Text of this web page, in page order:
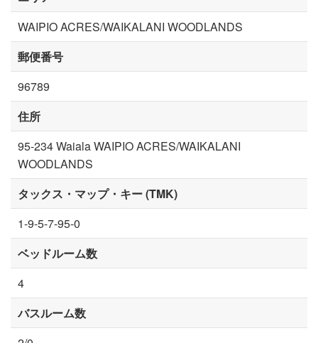
WAIPIO ACRES/WAIKALANI WOODLANDS
郵便番号
96789
住所
95-234 Waiala WAIPIO ACRES/WAIKALANI
WOODLANDS
タックス・マップ・キー (TMK)
1-9-5-7-95-0
ベッドルーム数
4
バスルーム数